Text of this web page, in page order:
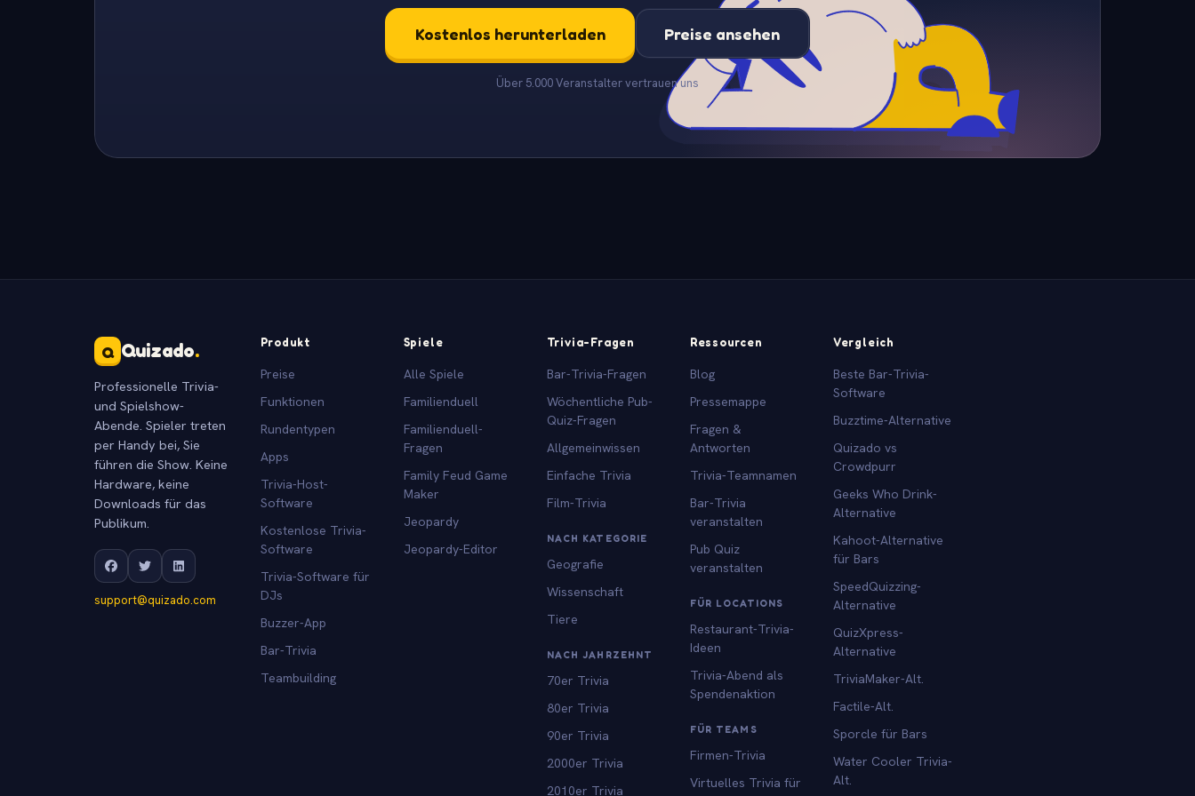
Kostenlos herunterladen Preise ansehen
Über 5.000 Veranstalter vertrauen uns
Q Quizado.
Professionelle Trivia-
und Spielshow-
Abende. Spieler treten
per Handy bei, Sie
führen die Show. Keine
Hardware, keine
Downloads für das
Publikum.
support@quizado.com
Produkt
Preise
Funktionen
Rundentypen
Apps
Trivia-Host-
Software
Kostenlose Trivia-
Software
Trivia-Software für
DJs
Buzzer-App
Bar-Trivia
Teambuilding
Spiele
Alle Spiele
Familienduell
Familienduell-
Fragen
Family Feud Game
Maker
Jeopardy
Jeopardy-Editor
Trivia-Fragen
Bar-Trivia-Fragen
Wöchentliche Pub-
Quiz-Fragen
Allgemeinwissen
Einfache Trivia
Film-Trivia
NACH KATEGORIE
Geografie
Wissenschaft
Tiere
NACH JAHRZEHNT
70er Trivia
80er Trivia
90er Trivia
2000er Trivia
2010er Trivia
Ressourcen
Blog
Pressemappe
Fragen &
Antworten
Trivia-Teamnamen
Bar-Trivia
veranstalten
Pub Quiz
veranstalten
FÜR LOCATIONS
Restaurant-Trivia-
Ideen
Trivia-Abend als
Spendenaktion
FÜR TEAMS
Firmen-Trivia
Virtuelles Trivia für
Vergleich
Beste Bar-Trivia-
Software
Buzztime-Alternative
Quizado vs
Crowdpurr
Geeks Who Drink-
Alternative
Kahoot-Alternative
für Bars
SpeedQuizzing-
Alternative
QuizXpress-
Alternative
TriviaMaker-Alt.
Factile-Alt.
Sporcle für Bars
Water Cooler Trivia-
Alt.